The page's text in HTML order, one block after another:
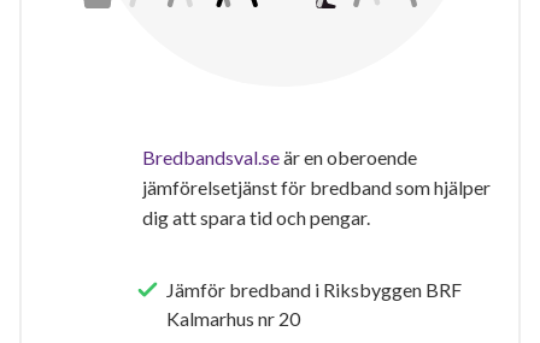
Bredbandsval.seär en oberoende
jämförelsetjänst för bredband som hjälper
dig att spara tid och pengar.
Jämför bredband i Riksbyggen BRF
Kalmarhus nr 20